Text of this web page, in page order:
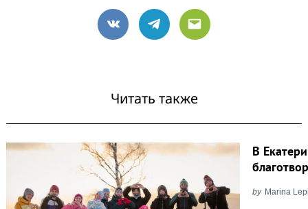
VK Telegram
Email
Читать также
В
by Marina